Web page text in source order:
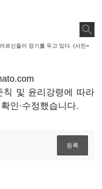
르신들이 장기를 두고 있다. (사진=
칙 및 윤리강령에 따라
인·수정했습니다.